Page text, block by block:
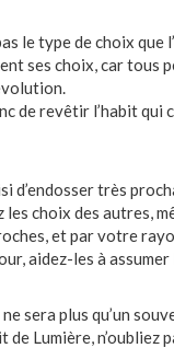
le type de choix que
ses choix, car tous
de revêtir l’habit qui
d’endosser très
choix des autres,
et par votre
aidez-les à
sera plus qu’un
de Lumière, n’oubliez